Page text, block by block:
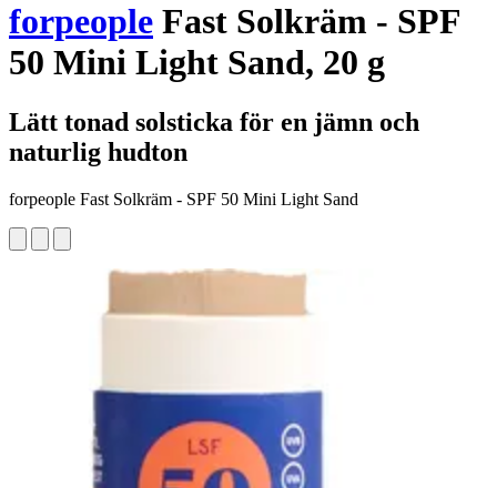
forpeople Fast Solkräm - SPF
50 Mini Light Sand, 20 g
Lätt tonad solsticka för en jämn och
naturlig hudton
forpeople Fast Solkräm - SPF 50 Mini Light Sand